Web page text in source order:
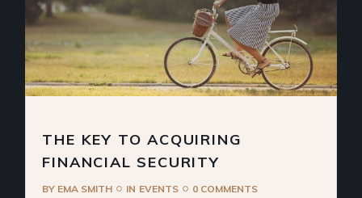
THE KEY TO ACQUIRING
FINANCIAL SECURITY
BY EMA SMITH IN EVENTS 0 COMMENTS